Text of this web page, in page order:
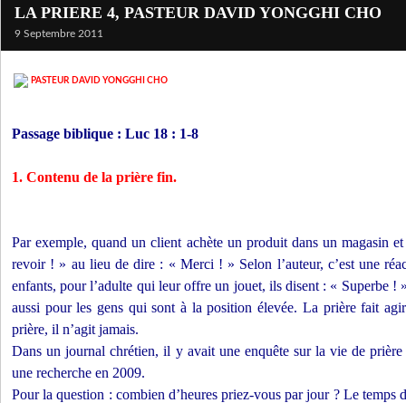
LA PRIERE 4, PASTEUR DAVID YONGGHI CHO
9 Septembre 2011
PASTEUR DAVID YONGGHI CHO
Passage biblique : Luc 18 : 1-8
1. Contenu de la prière fin.
Par exemple, quand un client achète un produit dans un magasin
revoir ! » au lieu de dire : « Merci ! » Selon l’auteur, c’est une
enfants, pour l’adulte qui leur offre un jouet, ils disent : « Superbe
aussi pour les gens qui sont à la position élevée. La prière fait
prière, il n’agit jamais.
Dans un journal chrétien, il y avait une enquête sur la vie de prière
une recherche en 2009.
Pour la question : combien d’heures priez-vous par jour ? Le temps